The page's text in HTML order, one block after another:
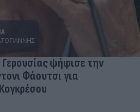
ψήφισε την
Φάουτσι για